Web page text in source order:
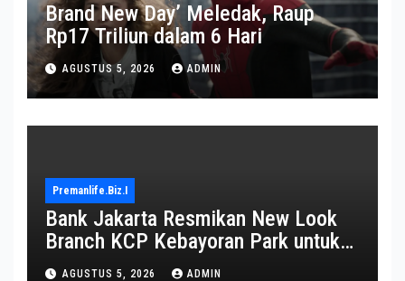
Brand New Day’ Meledak, Raup
Rp17 Triliun dalam 6 Hari
AGUSTUS 5, 2026 ADMIN
Premanlife.biz.i
Bank Jakarta Resmikan New Look
Branch KCP Kebayoran Park untuk
Transformasi Layanan
AGUSTUS 5, 2026 ADMIN